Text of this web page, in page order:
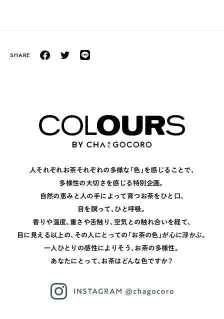
人それぞれお茶それぞれの多様な「色」を感じることで、
多様性の大切さを感じる特別企画。
自然の恵みと人の手によって育つお茶をひと口、
目を瞑って、ひと呼吸。
香りや温度、重さや舌触り、空気との触れ合いを経て、
目に見える以上の、 その人にとっての「お茶の色」が心に浮かぶ。
一人ひとりの感性によりそう、お茶の多様性。
あなたにとって、お茶はどんな色ですか？